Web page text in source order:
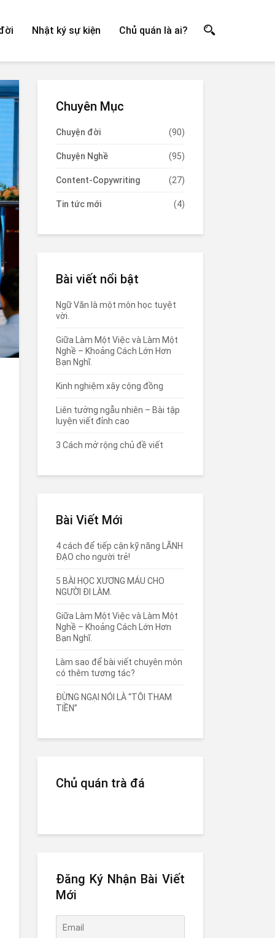
Nhật ký sự kiện Chủ quán là ai?
Chuyên Mục
Chuyện đời (90)
Chuyện Nghề (95)
Content-Copywriting (27)
Tin tức mới (4)
Bài viết nổi bật
Ngữ Văn là một môn học tuyệt
vời.
Giữa Làm Một Việc và Làm Một
Nghề – Khoảng Cách Lớn Hơn
Bạn Nghĩ.
Kinh nghiệm xây cộng đồng
Liên tưởng ngẫu nhiên – Bài tập
luyện viết đỉnh cao
3 Cách mở rộng chủ đề viết
Bài Viết Mới
4 cách để tiếp cận kỹ năng LÃNH
ĐẠO cho người trẻ!
5 BÀI HỌC XƯƠNG MÁU CHO
NGƯỜI ĐI LÀM.
Giữa Làm Một Việc và Làm Một
Nghề – Khoảng Cách Lớn Hơn
Bạn Nghĩ.
Làm sao để bài viết chuyên môn
có thêm tương tác?
ĐỪNG NGẠI NÓI LÀ “TÔI THAM
TIỀN”
Chủ quán trà đá
Đăng Ký Nhận Bài Viết
Mới